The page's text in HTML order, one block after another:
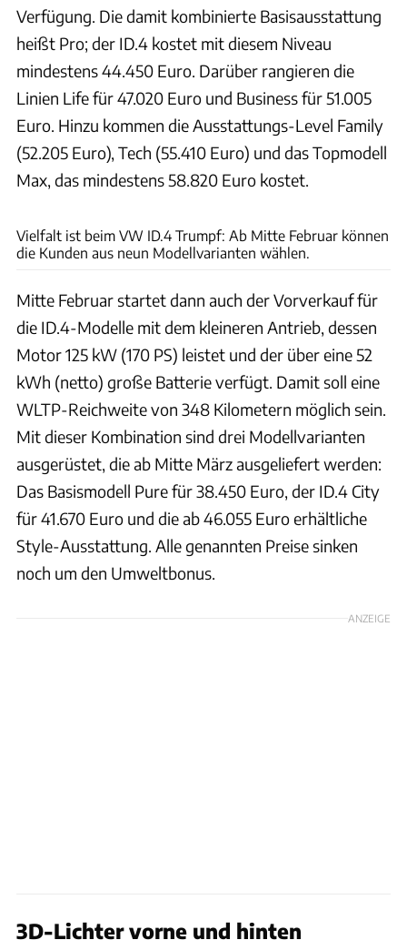
Verfügung. Die damit kombinierte Basisausstattung
heißt Pro; der ID.4 kostet mit diesem Niveau
mindestens 44.450 Euro. Darüber rangieren die
Linien Life für 47.020 Euro und Business für 51.005
Euro. Hinzu kommen die Ausstattungs-Level Family
(52.205 Euro), Tech (55.410 Euro) und das Topmodell
Max, das mindestens 58.820 Euro kostet.
Vielfalt ist beim VW ID.4 Trumpf: Ab Mitte Februar können
die Kunden aus neun Modellvarianten wählen.
Mitte Februar startet dann auch der Vorverkauf für
die ID.4-Modelle mit dem kleineren Antrieb, dessen
Motor 125 kW (170 PS) leistet und der über eine 52
kWh (netto) große Batterie verfügt. Damit soll eine
WLTP-Reichweite von 348 Kilometern möglich sein.
Mit dieser Kombination sind drei Modellvarianten
ausgerüstet, die ab Mitte März ausgeliefert werden:
Das Basismodell Pure für 38.450 Euro, der ID.4 City
für 41.670 Euro und die ab 46.055 Euro erhältliche
Style-Ausstattung. Alle genannten Preise sinken
noch um den Umweltbonus.
ANZEIGE
3D-Lichter vorne und hinten